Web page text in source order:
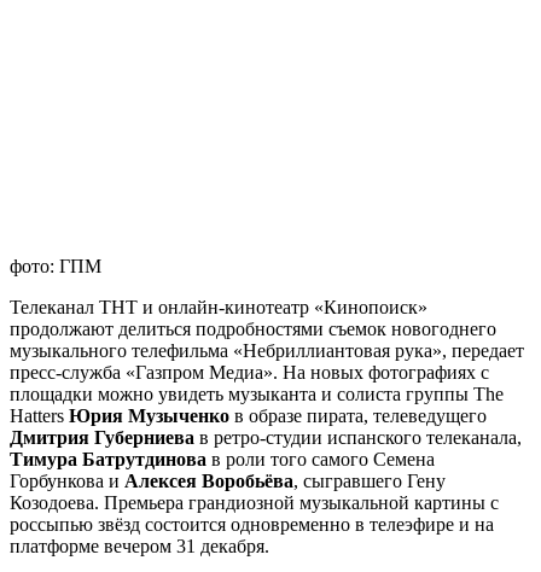
фото: ГПМ
Телеканал ТНТ и онлайн-кинотеатр «Кинопоиск»
продолжают делиться подробностями съемок новогоднего
музыкального телефильма «Небриллиантовая рука», передает
пресс-служба «Газпром Медиа». На новых фотографиях с
площадки можно увидеть музыканта и солиста группы The
Hatters Юрия Музыченко в образе пирата, телеведущего
Дмитрия Губерниева в ретро-студии испанского телеканала,
Тимура Батрутдинова в роли того самого Семена
Горбункова и Алексея Воробьёва, сыгравшего Гену
Козодоева. Премьера грандиозной музыкальной картины с
россыпью звёзд состоится одновременно в телеэфире и на
платформе вечером 31 декабря.